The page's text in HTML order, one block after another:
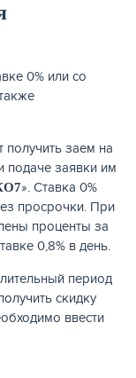
0% или со
получить заем на
подаче заявки им
». Ставка 0%
просрочки. При
проценты за
0,8% в день.
период
скидку
ввести